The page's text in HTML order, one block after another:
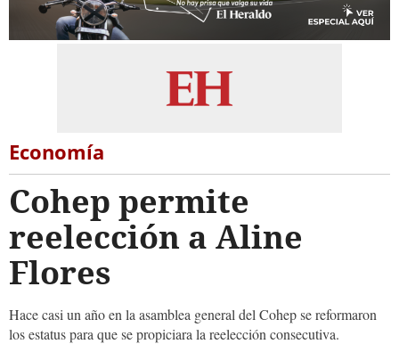
Economía
Cohep permite
reelección a Aline
Flores
Hace casi un año en la asamblea general del Cohep se reformaron
los estatus para que se propiciara la reelección consecutiva.